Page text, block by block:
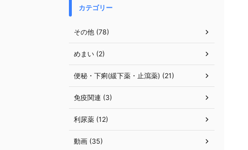
カテゴリー
その他 (78)
めまい (2)
便秘・下痢(緩下薬・止瀉薬) (21)
免疫関連 (3)
利尿薬 (12)
動画 (35)